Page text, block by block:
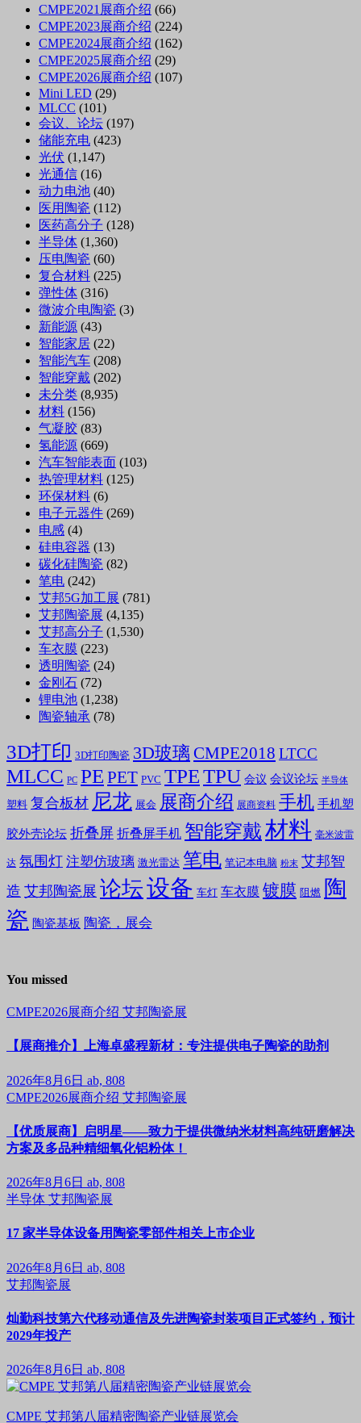
CMPE2021展商介绍 (66)
CMPE2023展商介绍 (224)
CMPE2024展商介绍 (162)
CMPE2025展商介绍 (29)
CMPE2026展商介绍 (107)
Mini LED (29)
MLCC (101)
会议、论坛 (197)
储能充电 (423)
光伏 (1,147)
光通信 (16)
动力电池 (40)
医用陶瓷 (112)
医药高分子 (128)
半导体 (1,360)
压电陶瓷 (60)
复合材料 (225)
弹性体 (316)
微波介电陶瓷 (3)
新能源 (43)
智能家居 (22)
智能汽车 (208)
智能穿戴 (202)
未分类 (8,935)
材料 (156)
气凝胶 (83)
氢能源 (669)
汽车智能表面 (103)
热管理材料 (125)
环保材料 (6)
电子元器件 (269)
电感 (4)
硅电容器 (13)
碳化硅陶瓷 (82)
笔电 (242)
艾邦5G加工展 (781)
艾邦陶瓷展 (4,135)
艾邦高分子 (1,530)
车衣膜 (223)
透明陶瓷 (24)
金刚石 (72)
锂电池 (1,238)
陶瓷轴承 (78)
3D打印 3D打印陶瓷 3D玻璃 CMPE2018 LTCC
MLCC PC PE PET PVC TPETPU 会议 会议论坛 半导体
塑料 复合板材 尼龙 展会 展商介绍 展商资料 手机 手机塑
胶外壳论坛 折叠屏 折叠屏手机 智能穿戴材料 毫米波雷
达 氛围灯 注塑仿玻璃 激光雷达 笔电 笔记本电脑 粉末 艾邦智
造 艾邦陶瓷展 论坛设备 车灯 车衣膜 镀膜 阻燃 陶
瓷 陶瓷基板 陶瓷，展会
You missed
CMPE2026展商介绍 艾邦陶瓷展
【展商推介】上海卓盛程新材：专注提供电子陶瓷的助剂
2026年8月6日 ab, 808
CMPE2026展商介绍 艾邦陶瓷展
【优质展商】启明星——致力于提供微纳米材料高纯研磨解决
方案及多品种精细氧化铝粉体！
2026年8月6日 ab, 808
半导体 艾邦陶瓷展
17 家半导体设备用陶瓷零部件相关上市企业
2026年8月6日 ab, 808
艾邦陶瓷展
灿勤科技第六代移动通信及先进陶瓷封装项目正式签约，预计
2029年投产
2026年8月6日 ab, 808
CMPE 艾邦第八届精密陶瓷产业链展览会